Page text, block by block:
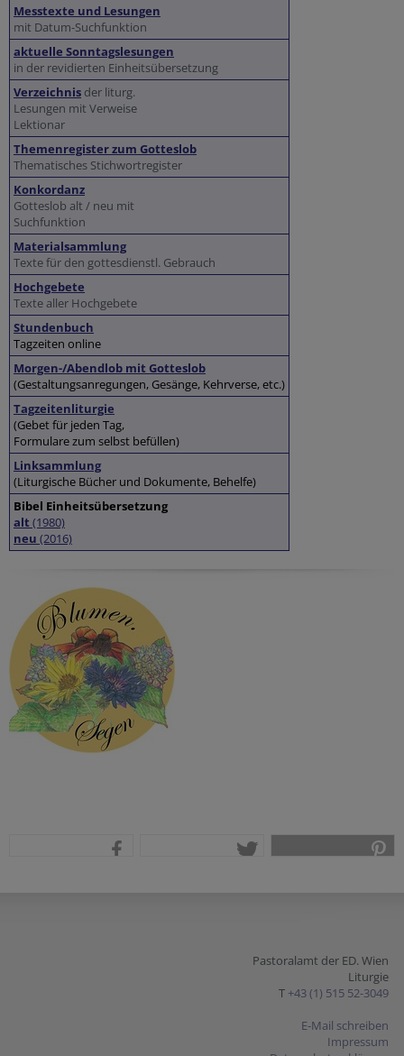
Messtexte und Lesungen
mit Datum-Suchfunktion
aktuelle Sonntagslesungen
in der revidierten Einheitsübersetzung
Verzeichnis der liturg.
Lesungen mit Verweise
Lektionar
Themenregister zum Gotteslob
Thematisches Stichwortregister
Konkordanz
Gotteslob alt / neu mit
Suchfunktion
Materialsammlung
Texte für den gottesdienstl. Gebrauch
Hochgebete
Texte aller Hochgebete
Stundenbuch
Tagzeiten online
Morgen-/Abendlob mit Gotteslob
(Gestaltungsanregungen, Gesänge, Kehrverse, etc.)
Tagzeitenliturgie
(Gebet für jeden Tag,
Formulare zum selbst befüllen)
Linksammlung
(Liturgische Bücher und Dokumente, Behelfe)
Bibel Einheitsübersetzung
alt (1980)
neu (2016)
Pastoralamt der ED. Wien
Liturgie
T +43 (1) 515 52-3049
E-Mail schreiben
Impressum